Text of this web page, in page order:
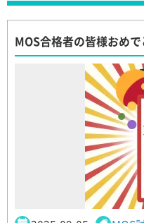
MOS合格者の皆様おめ